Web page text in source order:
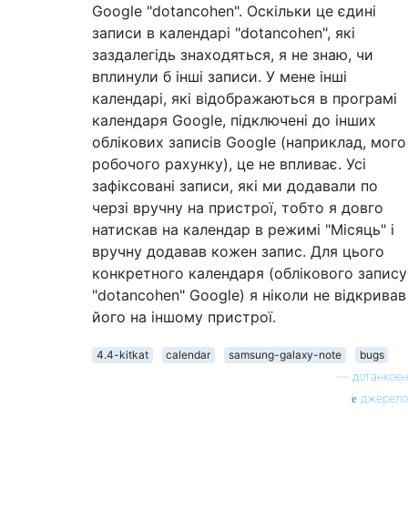
Google "dotancohen". Оскільки це єдині
записи в календарі "dotancohen", які
заздалегідь знаходяться, я не знаю, чи
вплинули б інші записи. У мене інші
календарі, які відображаються в програмі
календаря Google, підключені до інших
облікових записів Google (наприклад, мого
робочого рахунку), це не впливає. Усі
зафіксовані записи, які ми додавали по
черзі вручну на пристрої, тобто я довго
натискав на календар в режимі "Місяць" і
вручну додавав кожен запис. Для цього
конкретного календаря (облікового запису
"dotancohen" Google) я ніколи не відкривав
його на іншому пристрої.
4.4-kitkat calendar samsung-galaxy-note
bugs
дотанкоен
джерело